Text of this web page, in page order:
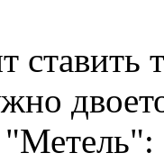
ставить
"Метель":